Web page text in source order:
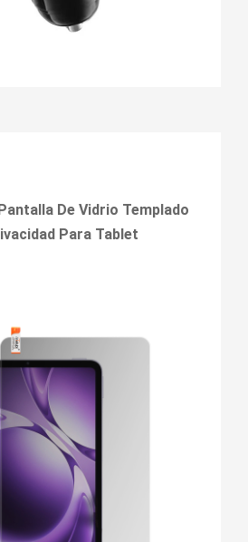
De Vidrio Templado
Para Tablet